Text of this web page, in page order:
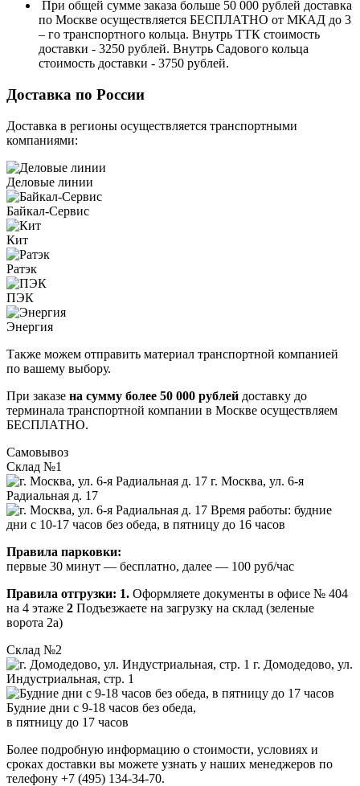
При общей сумме заказа больше 50 000 рублей доставка
по Москве осуществляется БЕСПЛАТНО от МКАД до 3
– го транспортного кольца. Внутрь ТТК стоимость
доставки - 3250 рублей. Внутрь Садового кольца
стоимость доставки - 3750 рублей.
Доставка по России
Доставка в регионы осуществляется транспортными
компаниями:
Деловые линии
Байкал-Сервис
Кит
Ратэк
ПЭК
Энергия
Также можем отправить материал транспортной компанией
по вашему выбору.
При заказе на сумму более 50 000 рублей доставку до
терминала транспортной компании в Москве осуществляем
БЕСПЛАТНО.
Самовывоз
Склад №1
г. Москва, ул. 6-я
Радиальная д. 17
Время работы: будние
дни с 10-17 часов без обеда, в пятницу до 16 часов
Правила парковки:
первые 30 минут — бесплатно, далее — 100 руб/час
Правила отгрузки: 1. Оформляете документы в офисе № 404
на 4 этаже 2 Подъезжаете на загрузку на склад (зеленые
ворота 2а)
Склад №2
г. Домодедово, ул.
Индустриальная, стр. 1
Будние дни с 9-18 часов без обеда,
в пятницу до 17 часов
Более подробную информацию о стоимости, условиях и
сроках доставки вы можете узнать у наших менеджеров по
телефону +7 (495) 134-34-70.